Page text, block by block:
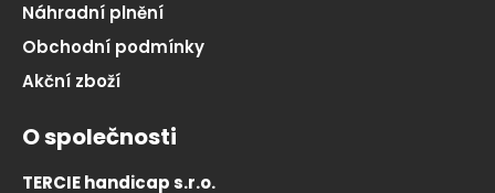
Náhradní plnění
Obchodní podmínky
Akční zboží
O společnosti
TERCIE handicap s.r.o.